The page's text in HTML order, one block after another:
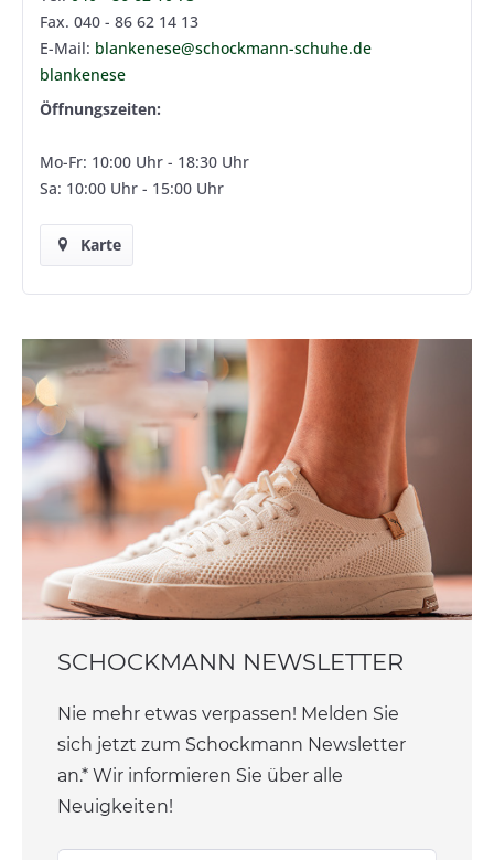
Fax. 040 - 86 62 14 13
E-Mail: blankenese@schockmann-schuhe.de
blankenese
Öffnungszeiten:
Mo-Fr: 10:00 Uhr - 18:30 Uhr
Sa: 10:00 Uhr - 15:00 Uhr
Karte
SCHOCKMANN NEWSLETTER
Nie mehr etwas verpassen! Melden Sie
sich jetzt zum Schockmann Newsletter
an.* Wir informieren Sie über alle
Neuigkeiten!